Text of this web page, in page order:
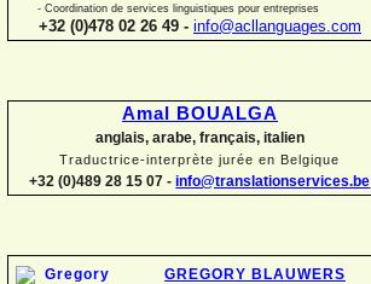
- Coordination de services linguistiques pour entreprises
+32 (0)478 02 26 49 - info@acllanguages.com
Amal BOUALGA
anglais, arabe, français, italien
Traductrice-interprète jurée en Belgique
+32 (0)489 28 15 07 - info@translationservices.be
GREGORY BLAUWERS